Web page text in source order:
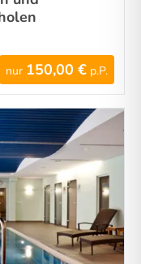
nur 150,00 € p.P.